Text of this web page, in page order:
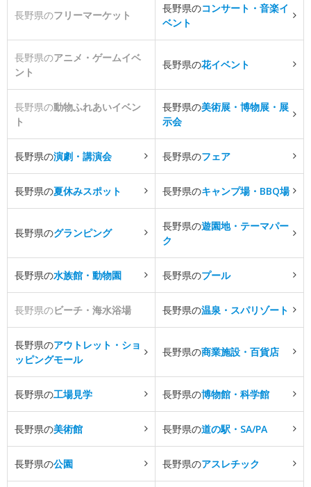
長野県のフリーマーケット
長野県のコンサート・音楽イ
ベント
長野県のアニメ・ゲームイベ
ント
長野県の花イベント
長野県の動物ふれあいイベン
ト
長野県の美術展・博物展・展
示会
長野県の演劇・講演会 長野県のフェア
長野県の夏休みスポット 長野県のキャンプ場・BBQ場
長野県のグランピング
長野県の遊園地・テーマパー
ク
長野県の水族館・動物園 長野県のプール
長野県のビーチ・海水浴場 長野県の温泉・スパリゾート
長野県のアウトレット・ショ
ッピングモール
長野県の商業施設・百貨店
長野県の工場見学 長野県の博物館・科学館
長野県の美術館 長野県の道の駅・SA/PA
長野県の公園 長野県のアスレチック